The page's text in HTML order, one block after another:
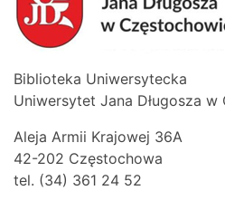
Biblioteka Uniwersytecka
Uniwersytet Jana Długosza
Aleja Armii Krajowej 36A
42-202 Częstochowa
tel. (34) 361 24 52